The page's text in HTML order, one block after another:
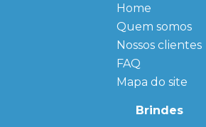
Home
Quem somos
Nossos clientes
FAQ
Mapa do site
Brindes